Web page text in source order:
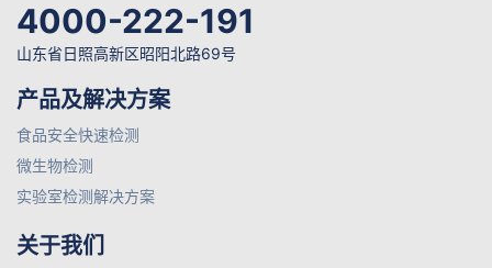
4000-222-191
山东省日照高新区昭阳北路69号
产品及解决方案
食品安全快速检测
微生物检测
实验室检测解决方案
关于我们